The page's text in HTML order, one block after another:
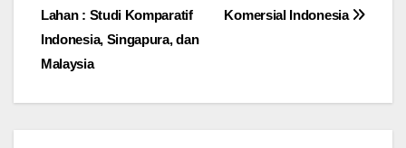
pos
Komersial Indonesia
Lahan : Studi Komparatif
Indonesia, Singapura, dan
Malaysia